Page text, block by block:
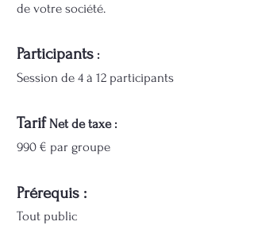
de votre société.
Participants :
Session de 4 à 12 participants
TarifNet de taxe :
990 € par groupe
Prérequis :
Tout public